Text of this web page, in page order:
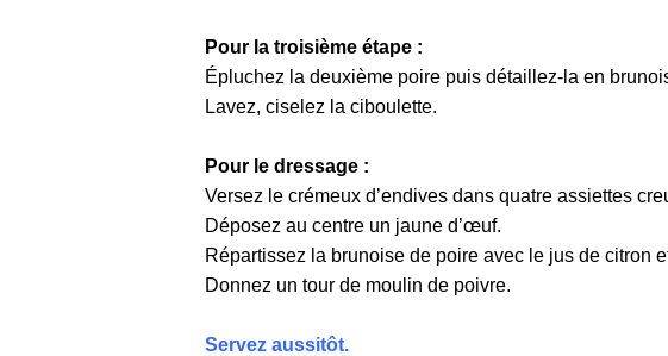
Pour la troisième étape :
Épluchez la deuxième poire puis détaillez-la en
Lavez, ciselez la ciboulette.
Pour le dressage :
Versez le crémeux d’endives dans quatre assiettes
Déposez au centre un jaune d’œuf.
Répartissez la brunoise de poire avec le jus de citron
Donnez un tour de moulin de poivre.
Servez aussitôt.